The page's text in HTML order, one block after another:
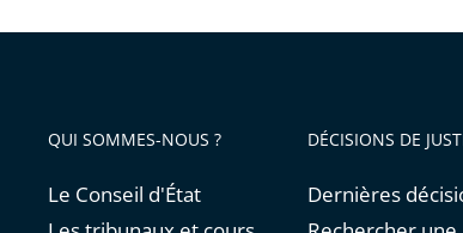
QUI SOMMES-NOUS ?
Le Conseil d'État
DÉCISIONS DE
Dernières